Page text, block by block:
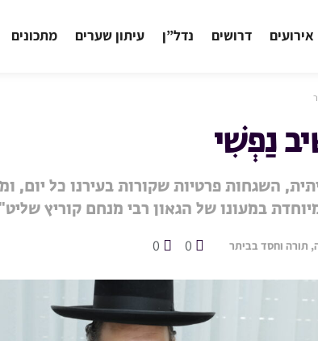
אירועים דרושים נדל”ן עיתון שערים מתכונים
נַפְשִׁי
השגחות פרטיות שקורות בעירנו כל יום,
במעונו של הגאון רבי מנחם קוריץ
תורה וחסד בביתר 0
0